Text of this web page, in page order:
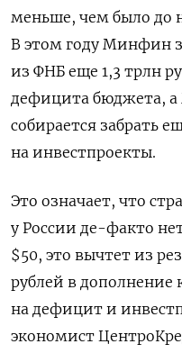
меньше, чем было до
В этом году Минфин
из ФНБ еще 1,3 трлн
дефицита бюджета,
собирается забрать
на инвестпроекты.
Это означает, что
у России де-факто
$50, это вычтет из
рублей в дополнение
на дефицит и
экономист